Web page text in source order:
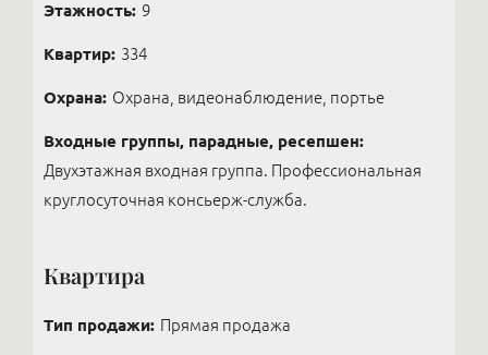
Этажность: 9
Квартир: 334
Охрана: Охрана, видеонаблюдение, портье
Входные группы, парадные, ресепшен:
Двухэтажная входная группа. Профессиональная
круглосуточная консьерж-служба.
Квартира
Тип продажи: Прямая продажа